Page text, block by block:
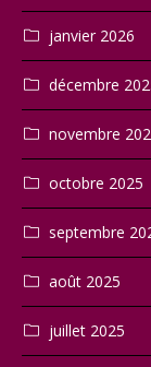
janvier 2026
décembre
novembre
octobre 2025
septembre
août 2025
juillet 2025